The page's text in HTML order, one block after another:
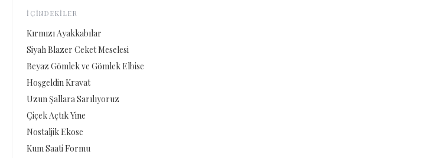
İÇINDEKILER
Kırmızı Ayakkabılar
Siyah Blazer Ceket Meselesi
Beyaz Gömlek ve Gömlek Elbise
Hoşgeldin Kravat
Uzun Şallara Sarılıyoruz
Çiçek Açtık Yine
Nostaljik Ekose
Kum Saati Formu